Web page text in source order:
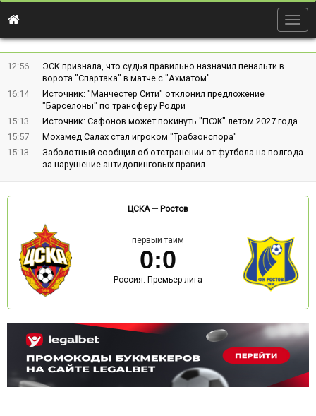
12:56
ЭСК признала, что судья правильно назначил пенальти в
ворота "Спартака" в матче с "Ахматом"
16:14
Источник: "Манчестер Сити" отклонил предложение
"Барселоны" по трансферу Родри
15:13
Источник: Сафонов может покинуть "ПСЖ" летом 2027 года
15:57
Мохамед Салах стал игроком "Трабзонспора"
15:13
Заболотный сообщил об отстранении от футбола на полгода
за нарушение антидопинговых правил
ЦСКА— Ростов
первый тайм
0:0
Россия: Премьер-лига